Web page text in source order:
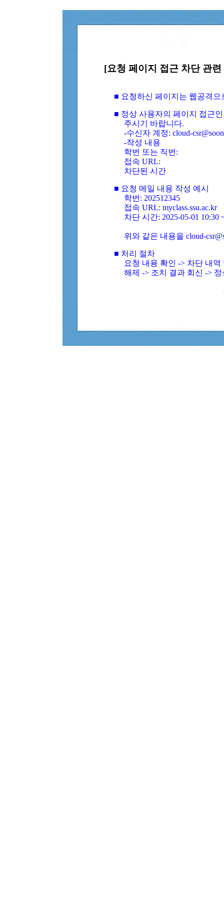
[요청 페이지 접근 차단 관
■ 요청하신 페이지는 웹공격
■ 정상 사용자의 페이지 접근
주시기 바랍니다.
-수신자 계정: cloud-
-작성 내용
학번 또는 직번:
접속 URL:
차단된 시간
■ 요청 메일 내용 작성 예시
학번: 202512345
접속 URL: myclass.ssu.ac.kr
차단 시간: 2025-05-01 10:30
위와 같은 내용을 cloud-
■ 처리 절차
요청 내용 확인 -> 차단 내
해제 -> 조치 결과 회신 ->